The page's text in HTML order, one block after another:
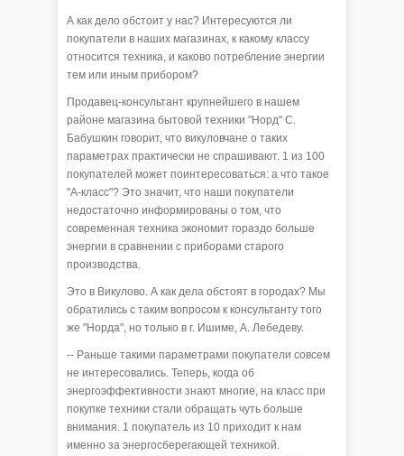
А как дело обстоит у нас? Интересуются ли
покупатели в наших магазинах, к какому классу
относится техника, и каково потребление энергии
тем или иным прибором?
Продавец-консультант крупнейшего в нашем
районе магазина бытовой техники "Норд" С.
Бабушкин говорит, что викуловчане о таких
параметрах практически не спрашивают. 1 из 100
покупателей может поинтересоваться: а что такое
"А-класс"? Это значит, что наши покупатели
недостаточно информированы о том, что
современная техника экономит гораздо больше
энергии в сравнении с приборами старого
производства.
Это в Викулово. А как дела обстоят в городах? Мы
обратились с таким вопросом к консультанту того
же "Норда", но только в г. Ишиме, А. Лебедеву.
-- Раньше такими параметрами покупатели совсем
не интересовались. Теперь, когда об
энергоэффективности знают многие, на класс при
покупке техники стали обращать чуть больше
внимания. 1 покупатель из 10 приходит к нам
именно за энергосберегающей техникой.